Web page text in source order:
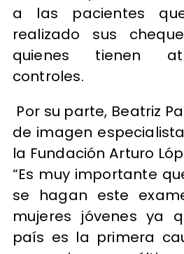
a las pacientes
realizado sus
quienes tienen
controles.
Por su parte, Beatriz
de imagen
la Fundación Arturo
“Es muy importante
se hagan este
mujeres jóvenes ya
país es la primera